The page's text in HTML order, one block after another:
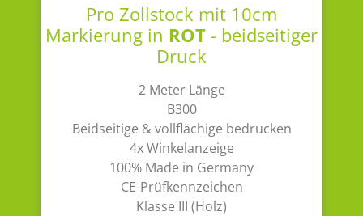
Pro Zollstock mit 10cm
Markierung in ROT- beidseitiger
Druck
2 Meter Länge
B300
Beidseitige & vollflächige bedrucken
4x Winkelanzeige
100% Made in Germany
CE-Prüfkennzeichen
Klasse III (Holz)